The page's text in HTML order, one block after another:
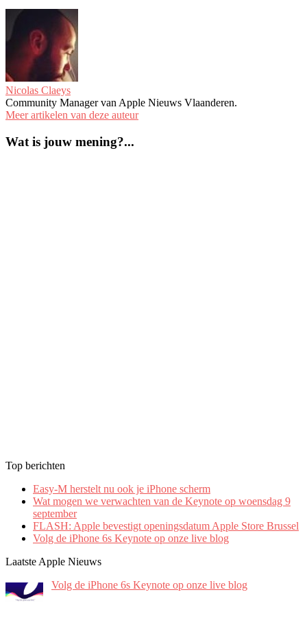
Nicolas Claeys
Community Manager van Apple Nieuws Vlaanderen.
Meer artikelen van deze auteur
Wat is jouw mening?...
Top berichten
Easy-M herstelt nu ook je iPhone scherm
Wat mogen we verwachten van de Keynote op woensdag 9
september
FLASH: Apple bevestigt openingsdatum Apple Store Brussel
Volg de iPhone 6s Keynote op onze live blog
Laatste Apple Nieuws
Volg de iPhone 6s Keynote op onze live blog